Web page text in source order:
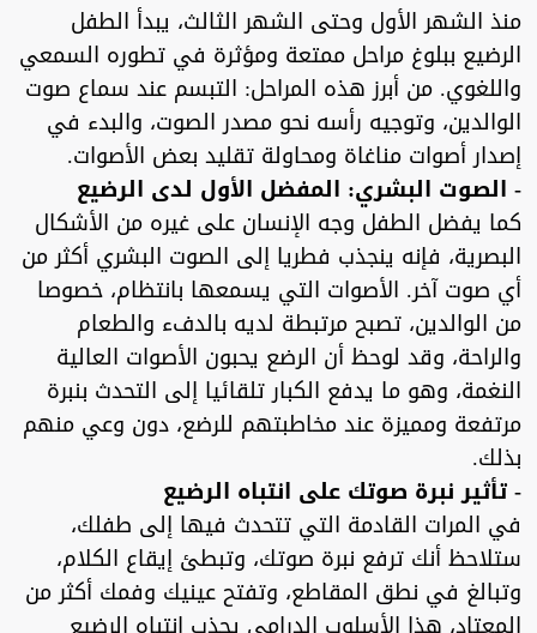
منذ الشهر الأول وحتى الشهر الثالث، يبدأ الطفل
الرضيع ببلوغ مراحل ممتعة ومؤثرة في تطوره السمعي
واللغوي. من أبرز هذه المراحل: التبسم عند سماع صوت
الوالدين، وتوجيه رأسه نحو مصدر الصوت، والبدء في
إصدار أصوات مناغاة ومحاولة تقليد بعض الأصوات.
- الصوت البشري: المفضل الأول لدى الرضيع
كما يفضل الطفل وجه الإنسان على غيره من الأشكال
البصرية، فإنه ينجذب فطريا إلى الصوت البشري أكثر من
أي صوت آخر. الأصوات التي يسمعها بانتظام، خصوصا
من الوالدين، تصبح مرتبطة لديه بالدفء والطعام
والراحة، وقد لوحظ أن الرضع يحبون الأصوات العالية
النغمة، وهو ما يدفع الكبار تلقائيا إلى التحدث بنبرة
مرتفعة ومميزة عند مخاطبتهم للرضع، دون وعي منهم
بذلك.
- تأثير نبرة صوتك على انتباه الرضيع
في المرات القادمة التي تتحدث فيها إلى طفلك،
ستلاحظ أنك ترفع نبرة صوتك، وتبطئ إيقاع الكلام،
وتبالغ في نطق المقاطع، وتفتح عينيك وفمك أكثر من